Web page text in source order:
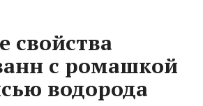
свойства
с ромашкой
водорода